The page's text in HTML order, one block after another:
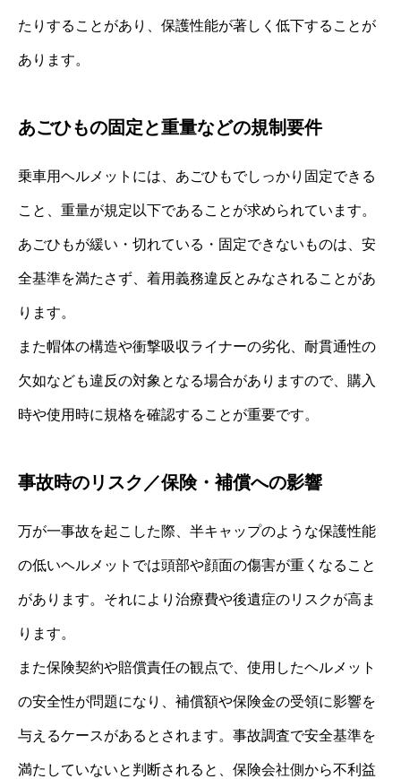
たりすることがあり、保護性能が著しく低下することが
あります。
あごひもの固定と重量などの規制要件
乗車用ヘルメットには、あごひもでしっかり固定できる
こと、重量が規定以下であることが求められています。
あごひもが緩い・切れている・固定できないものは、安
全基準を満たさず、着用義務違反とみなされることがあ
ります。
また帽体の構造や衝撃吸収ライナーの劣化、耐貫通性の
欠如なども違反の対象となる場合がありますので、購入
時や使用時に規格を確認することが重要です。
事故時のリスク／保険・補償への影響
万が一事故を起こした際、半キャップのような保護性能
の低いヘルメットでは頭部や顔面の傷害が重くなること
があります。それにより治療費や後遺症のリスクが高ま
ります。
また保険契約や賠償責任の観点で、使用したヘルメット
の安全性が問題になり、補償額や保険金の受領に影響を
与えるケースがあるとされます。事故調査で安全基準を
満たしていないと判断されると、保険会社側から不利益